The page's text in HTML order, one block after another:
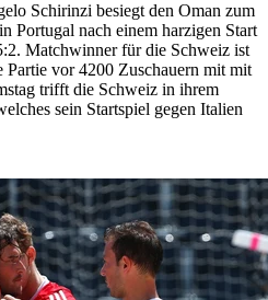
Schirinzi besiegt den Oman zum
Portugal nach einem harzigen Start
Matchwinner für die Schweiz ist
vor 4200 Zuschauern mit mit
trifft die Schweiz in ihrem
sein Startspiel gegen Italien